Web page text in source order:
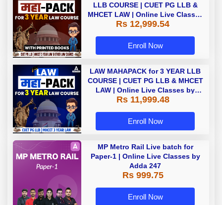
LLB COURSE | CUET PG LLB &
MHCET LAW | Online Live Classes
with Printed Books by Adda 247
Rs 12,999.54
Enroll Now
LAW MAHAPACK for 3 YEAR LLB
COURSE | CUET PG LLB & MHCET
LAW | Online Live Classes by
Adda 247
Rs 11,999.48
Enroll Now
MP Metro Rail Live batch for
Paper-1 | Online Live Classes by
Adda 247
Rs 999.75
Enroll Now